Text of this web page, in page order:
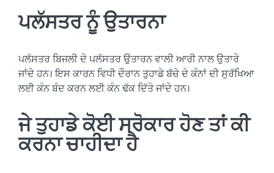
ਪਲੱਸਤਰ ਨੂੰ ਉਤਾਰਨਾ
ਪਲੱਸਤਰ ਬਿਜਲੀ ਦੇ ਪਲੱਸਤਰ ਉਤਾਰਨ ਵਾਲੀ ਆਰੀ ਨਾਲ ਉਤਾਰੇ
ਜਾਂਦੇ ਹਨ। ਇਸ ਕਾਰਨ ਵਿਧੀ ਦੌਰਾਨ ਤੁਹਾਡੇ ਬੱਚੇ ਦੇ ਕੰਨਾਂ ਦੀ ਸੁਰੱਖਿਆ
ਲਈ ਕੰਨ ਬੰਦ ਕਰਨ ਲਈ ਕੰਨ ਢੱਕ ਦਿੱਤੇ ਜਾਂਦੇ ਹਨ।
ਜੇ ਤੁਹਾਡੇ ਕੋਈ ਸਰੋਕਾਰ ਹੋਣ ਤਾਂ ਕੀ
ਕਰਨਾ ਚਾਹੀਦਾ ਹੈ